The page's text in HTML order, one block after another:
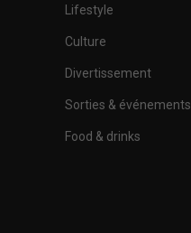
Lifestyle
Culture
Divertissement
Sorties & événements
Food & drinks